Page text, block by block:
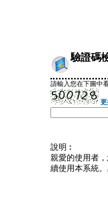
驗證碼
請輸入您在下圖中
說明︰
親愛的使用者
續使用本系統。